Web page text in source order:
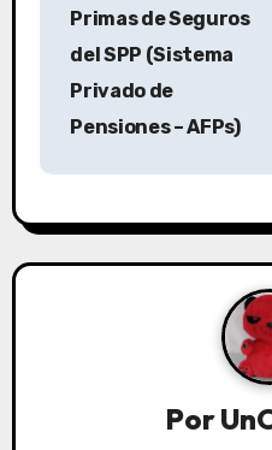
Primas de Seguros
del SPP (Sistema
Privado de
Pensiones – AFPs)
Por